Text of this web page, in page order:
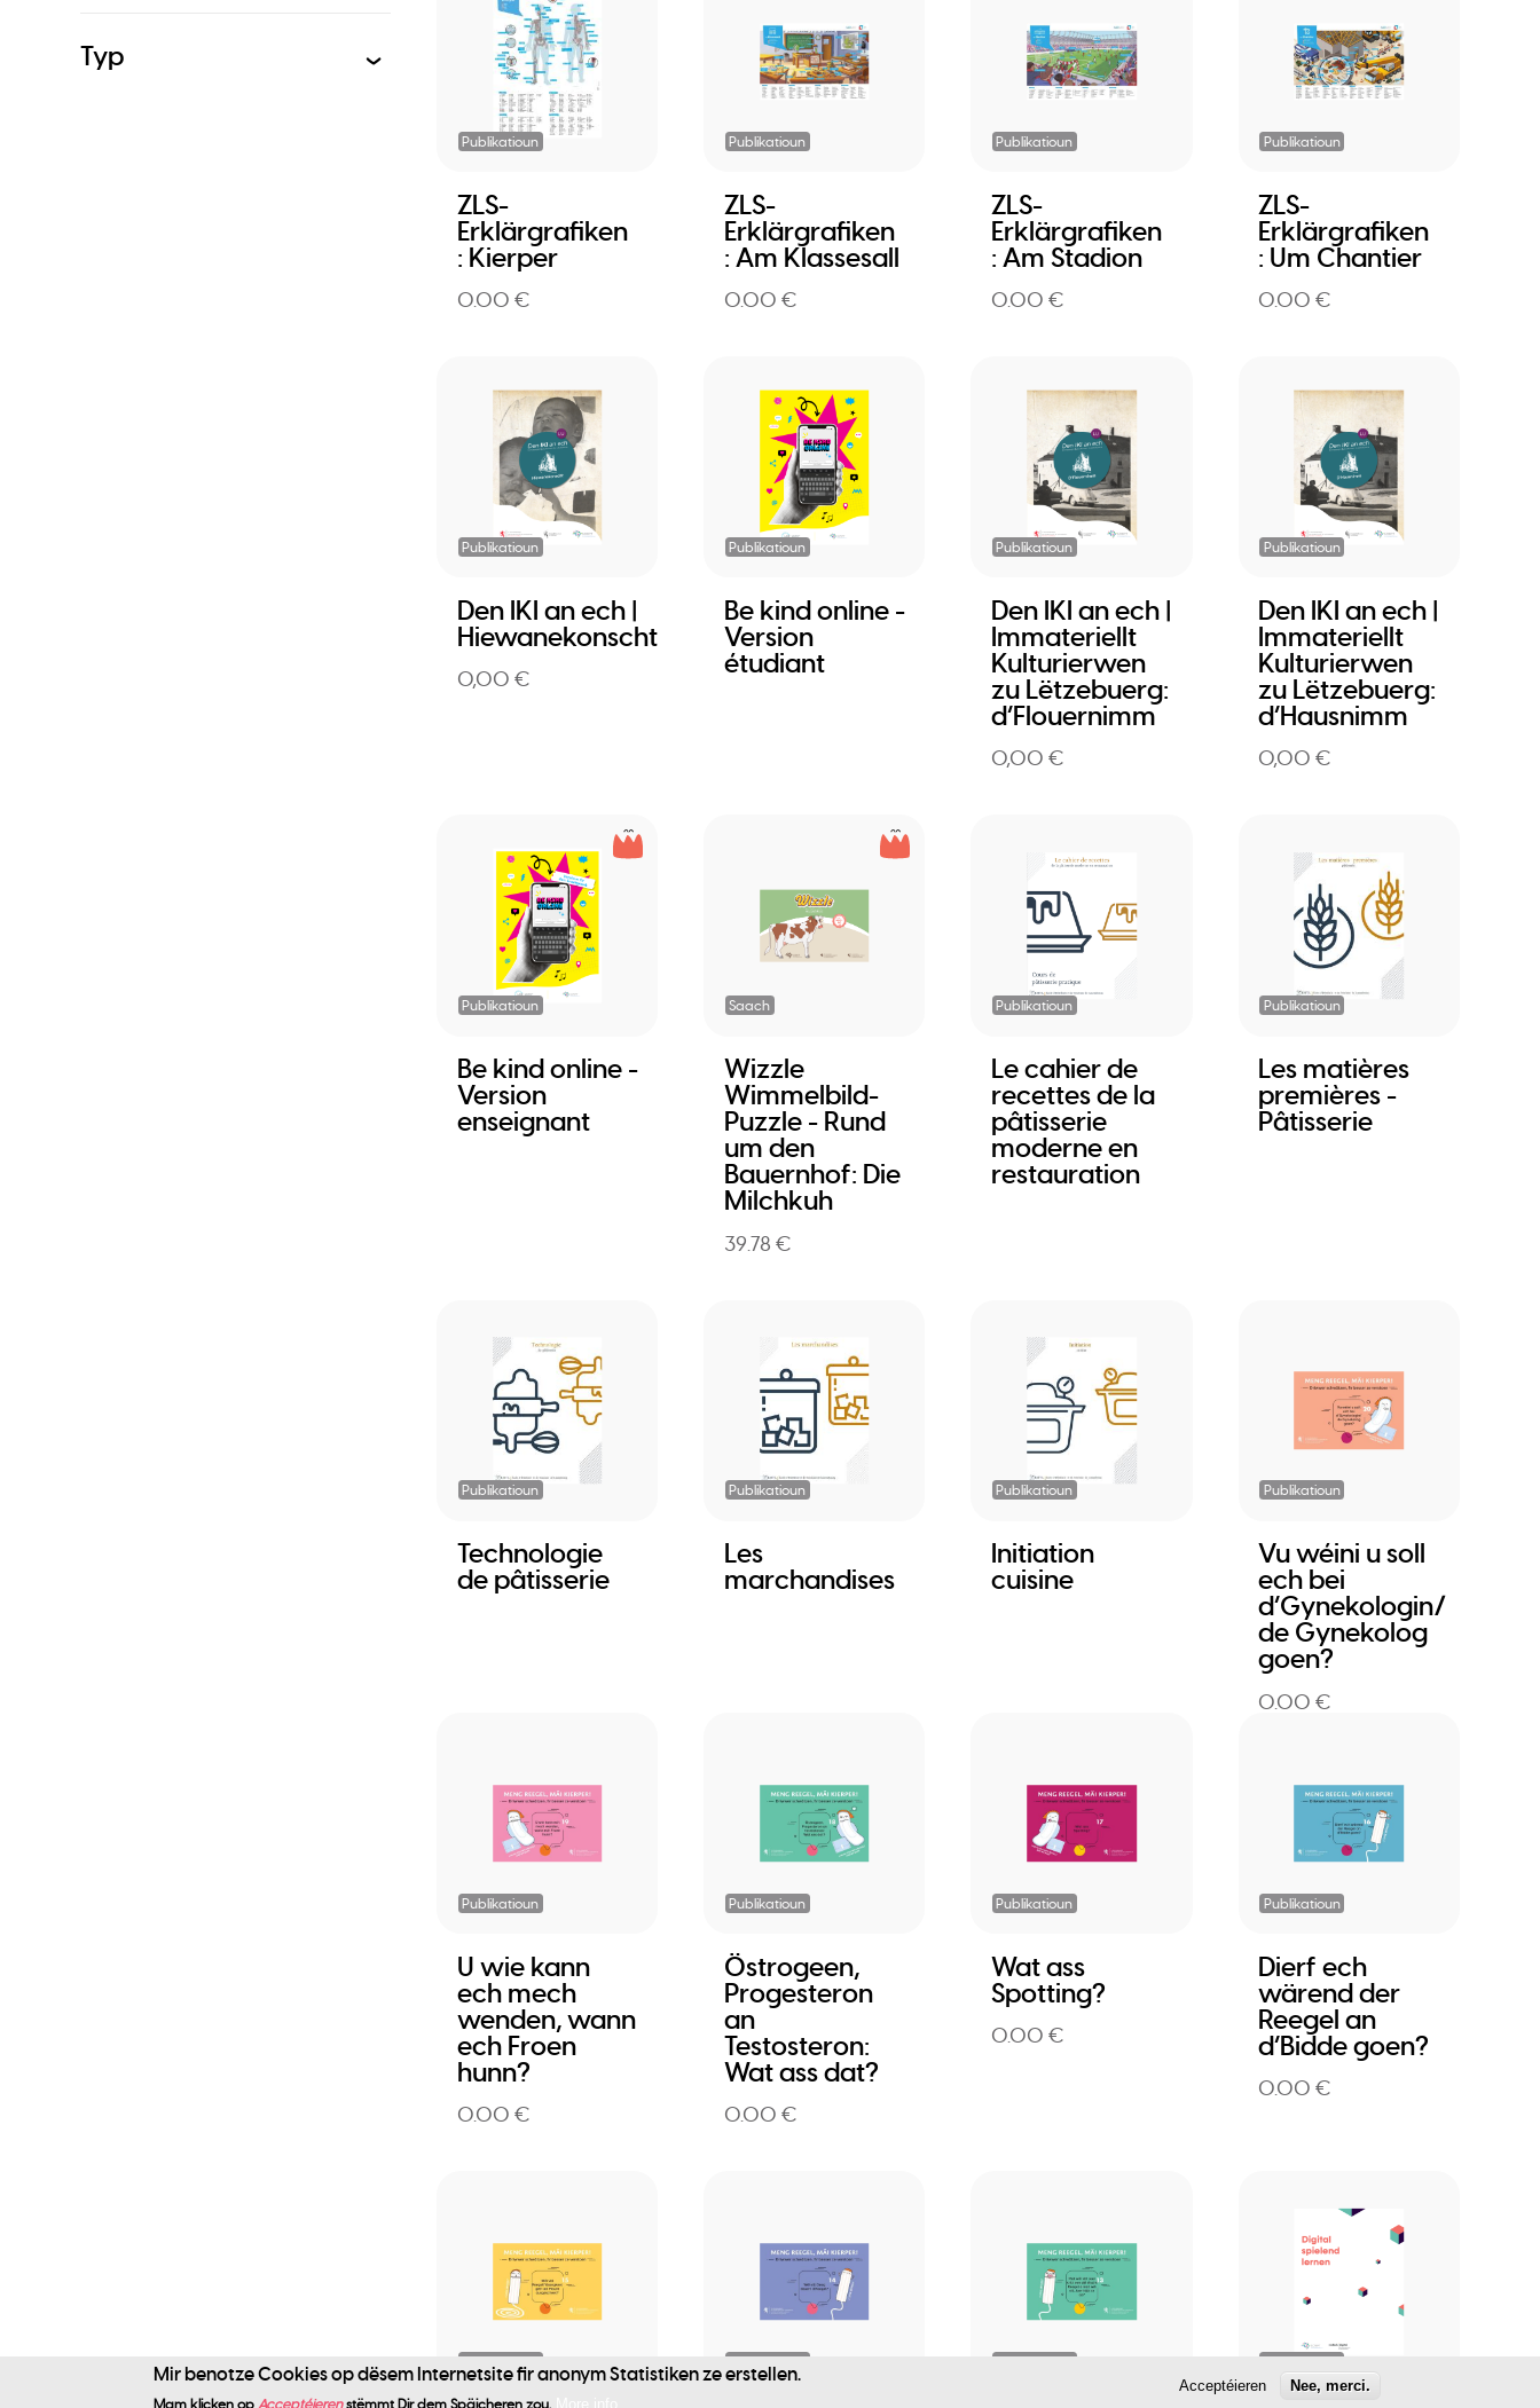
Publikatioun
ZLS-
Erklärgrafiken
: Kierper
0.00 €
Publikatioun
ZLS-
Erklärgrafiken
: Am Klassesall
0.00 €
Publikatioun
ZLS-
Erklärgrafiken
: Am Stadion
0.00 €
Publikatioun
ZLS-
Erklärgrafiken
: Um Chantier
0.00 €
Publikatioun
Den IKI an ech |
Hiewanekonscht
0,00 €
Publikatioun
Be kind online -
Version
étudiant
Publikatioun
Den IKI an ech |
Immateriellt
Kulturierwen
zu Lëtzebuerg:
d’Flouernimm
0,00 €
Publikatioun
Den IKI an ech |
Immateriellt
Kulturierwen
zu Lëtzebuerg:
d’Hausnimm
0,00 €
Publikatioun
Be kind online -
Version
enseignant
Saach
Wizzle
Wimmelbild-
Puzzle - Rund
um den
Bauernhof: Die
Milchkuh
39.78 €
Publikatioun
Le cahier de
recettes de la
pâtisserie
moderne en
restauration
Publikatioun
Les matières
premières -
Pâtisserie
Publikatioun
Technologie
de pâtisserie
Publikatioun
Les
marchandises
Publikatioun
Initiation
cuisine
Publikatioun
Vu wéini u soll
ech bei
d’Gynekologin/
de Gynekolog
goen?
0.00 €
Publikatioun
U wie kann
ech mech
wenden, wann
ech Froen
hunn?
0.00 €
Publikatioun
Östrogeen,
Progesteron
an
Testosteron:
Wat ass dat?
0.00 €
Publikatioun
Wat ass
Spotting?
0.00 €
Publikatioun
Dierf ech
wärend der
Reegel an
d’Bidde goen?
0.00 €
Publikatioun Publikatioun Publikatioun Publikatioun
Typ
Mir benotze Cookies op dësem Internetsite fir anonym Statistiken ze erstellen.
Mam klicken op Acceptéierenstëmmt Dir dem Späicheren zou.
Acceptéieren Nee, merci.